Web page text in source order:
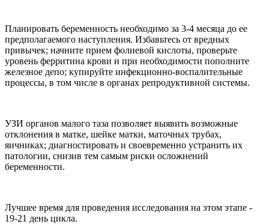
Планировать беременность необходимо за 3-4 месяца до ее
предполагаемого наступления. Избавьтесь от вредных
привычек; начните прием фолиевой кислоты, проверьте
уровень ферритина крови и при необходимости пополните
железное депо; купируйте инфекционно-воспалительные
процессы, в том числе в органах репродуктивной системы.
УЗИ органов малого таза позволяет выявить возможные
отклонения в матке, шейке матки, маточных трубах,
яичниках; диагностировать и своевременно устранить их
патологии, снизив тем самым риски осложнений
беременности.
Лучшее время для проведения исследования на этом этапе -
19-21 день цикла.